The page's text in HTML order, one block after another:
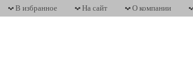
В избранное На сайт О компании